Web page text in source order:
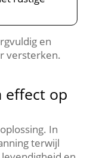
en
versterken.​
effect op
In
terwijl